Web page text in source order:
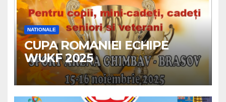
NATIONALE
CUPA ROMANIEI ECHIPE
WUKF 2025